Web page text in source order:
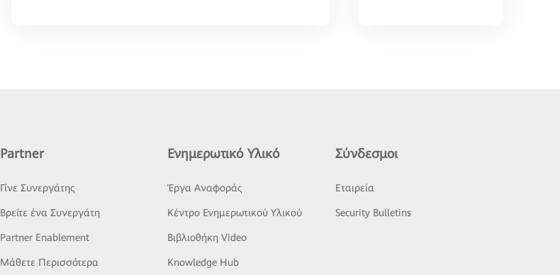
Partner
Γίνε Συνεργάτης
Βρείτε ένα Συνεργάτη
Partner Enablement
Μάθετε Περισσότερα
Ενημερωτικό Υλικό
Έργα Αναφοράς
Κέντρο Ενημερωτικού Υλικού
Βιβλιοθήκη Video
Knowledge Hub
Σύνδεσμοι
Εταιρεία
Security Bulletins